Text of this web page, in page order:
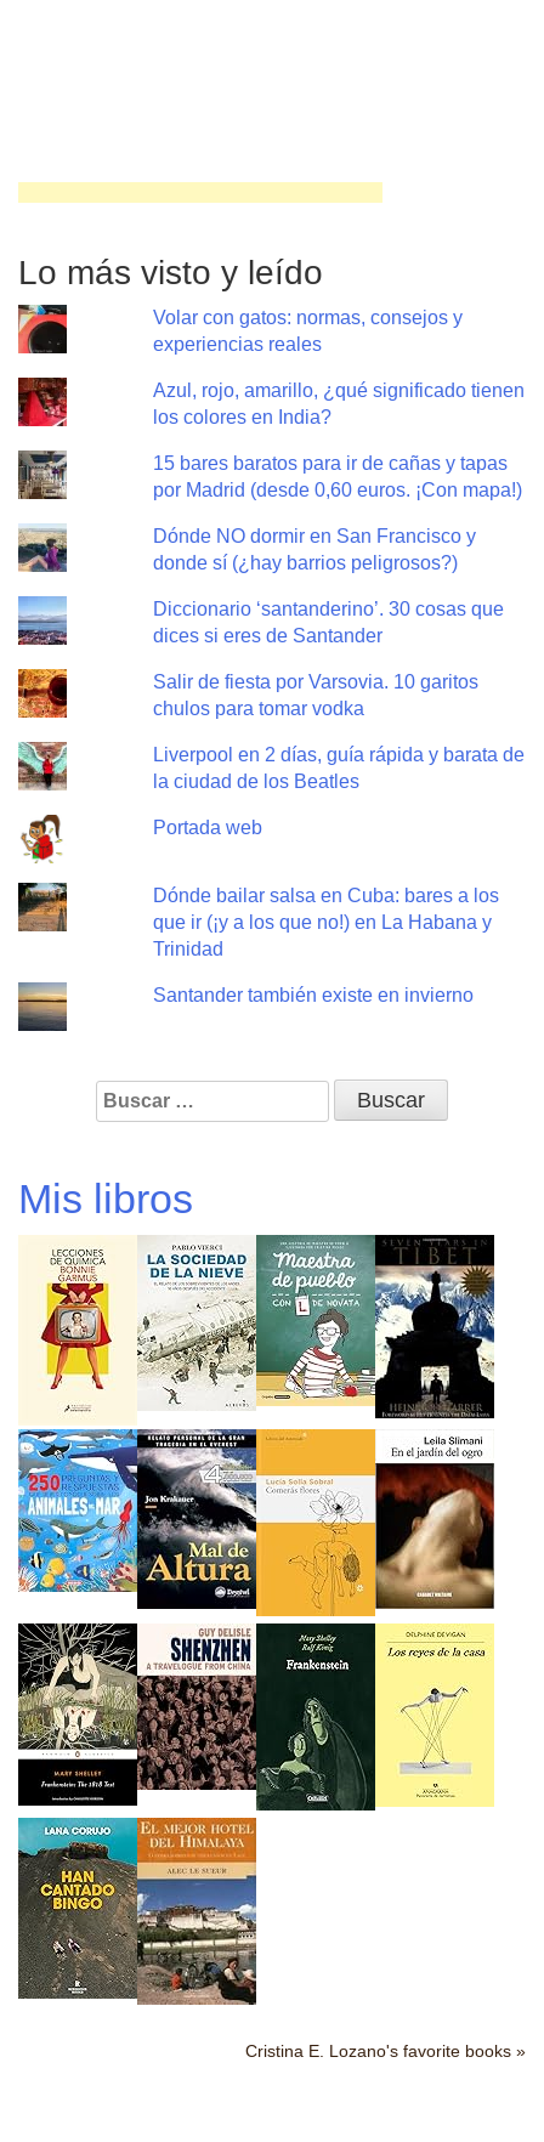
Lo más visto y leído
Volar con gatos: normas, consejos y
experiencias reales
Azul, rojo, amarillo, ¿qué significado tienen
los colores en India?
15 bares baratos para ir de cañas y tapas
por Madrid (desde 0,60 euros. ¡Con mapa!)
Dónde NO dormir en San Francisco y
donde sí (¿hay barrios peligrosos?)
Diccionario ‘santanderino’. 30 cosas que
dices si eres de Santander
Salir de fiesta por Varsovia. 10 garitos
chulos para tomar vodka
Liverpool en 2 días, guía rápida y barata de
la ciudad de los Beatles
Portada web
Dónde bailar salsa en Cuba: bares a los
que ir (¡y a los que no!) en La Habana y
Trinidad
Santander también existe en invierno
Buscar:
Mis libros
Cristina E. Lozano's favorite books »